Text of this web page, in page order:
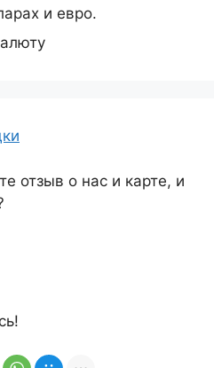
и евро.
отзыв о нас и карте, и